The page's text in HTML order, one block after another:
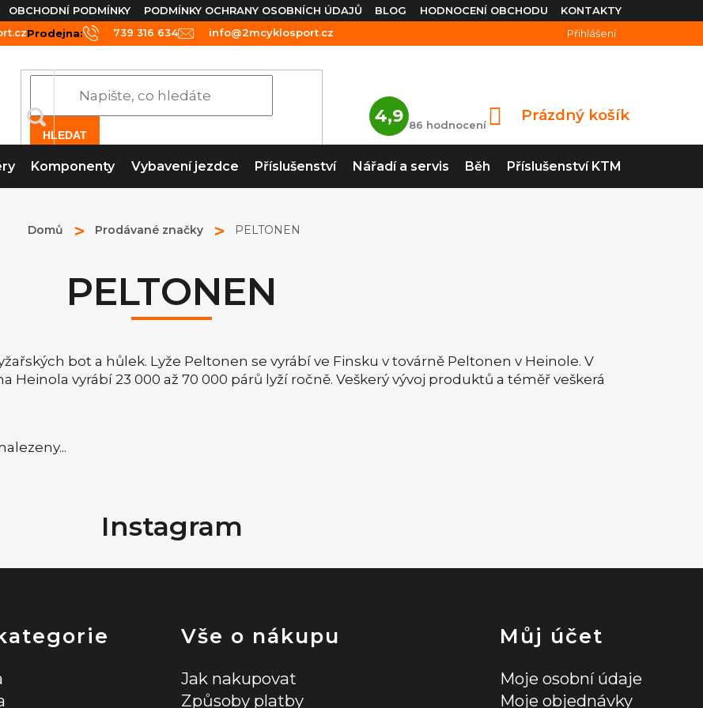
OBCHODNÍ PODMÍNKY PODMÍNKY OCHRANY OSOBNÍCH ÚDAJŮ BLOG KONTAKTY
HODNOCENÍ OBCHODU
Prodejna: 739 316 634 info@2mcyklosport.cz Přihlášení
HLEDAT
4,9
Průměrné
hodnocení
je
4,9
5
86 hodnocení
NÁKUPNÍ
Prázdný košík
Komponenty Vybavení jezdce Příslušenství Nářadí a servis Běh Příslušenství KTM
Domů Prodávané značky PELTONEN
PELTONEN
bot a hůlek. Lyže Peltonen se vyrábí ve Finsku v továrně Peltonen v Heinole. V
vyrábí 23 000 až 70 000 párů lyží ročně. Veškerý vývoj produktů a téměř veškerá
Instagram
Vše o nákupu
Jak nakupovat
Způsoby platby
Můj účet
Moje osobní údaje
Moje objednávky